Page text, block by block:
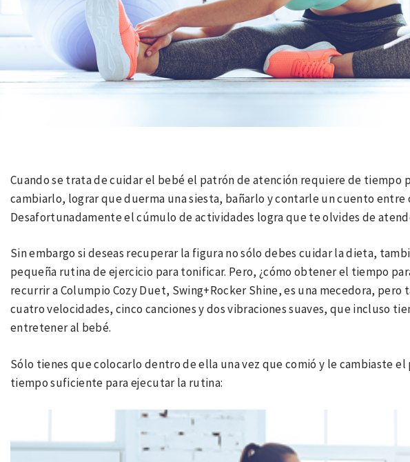
Cuando se trata de cuidar el bebé el patrón de atención requiere de tiempo
cambiarlo, lograr que duerma una siesta, bañarlo y contarle un cuento entre
Desafortunadamente el cúmulo de actividades logra que te olvides de
Sin embargo si deseas recuperar la figura no sólo debes cuidar la dieta,
pequeña rutina de ejercicio para tonificar. Pero, ¿cómo obtener el tiempo
recurrir a Columpio Cozy Duet, Swing+Rocker Shine, es una mecedora,
cuatro velocidades, cinco canciones y dos vibraciones suaves, que incluso
entretener al bebé.
Sólo tienes que colocarlo dentro de ella una vez que comió y le cambiaste
tiempo suficiente para ejecutar la rutina: